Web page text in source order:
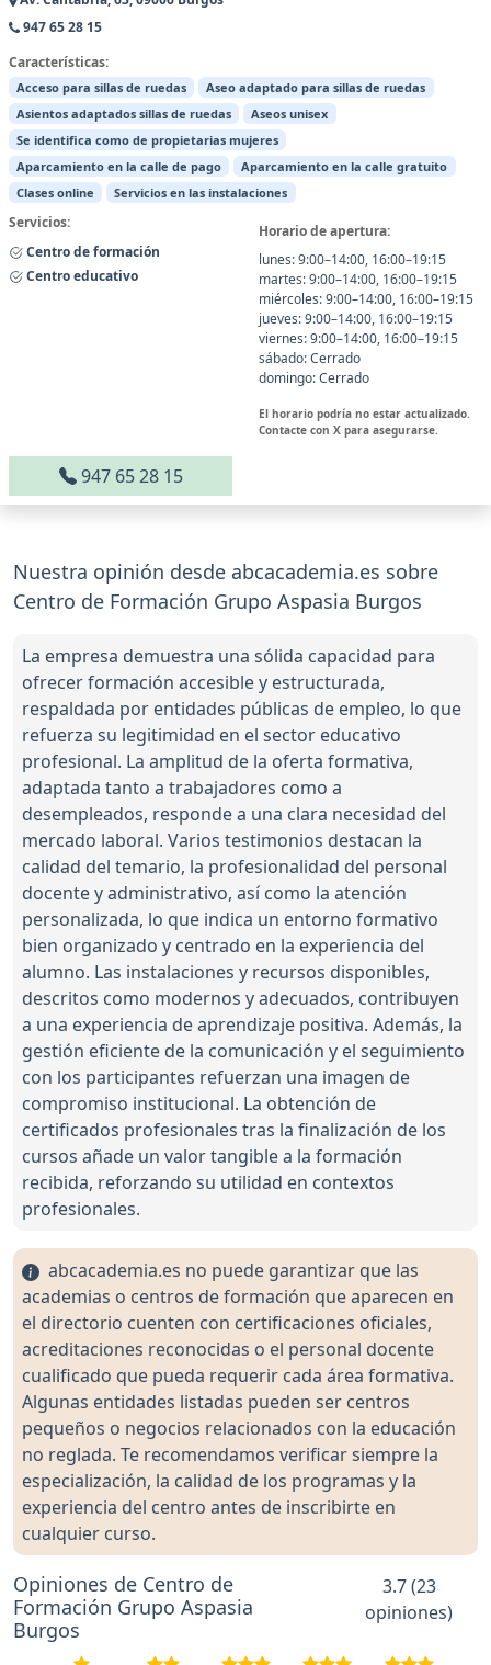
947 65 28 15
Características:
Acceso para sillas de ruedas
Aseo adaptado para sillas de ruedas
Asientos adaptados sillas de ruedas
Aseos unisex
Se identifica como de propietarias mujeres
Aparcamiento en la calle de pago
Aparcamiento en la calle gratuito
Clases online
Servicios en las instalaciones
Servicios:
Centro de formación
Centro educativo
Horario de apertura:
lunes: 9:00–14:00, 16:00–19:15
martes: 9:00–14:00, 16:00–19:15
miércoles: 9:00–14:00, 16:00–19:15
jueves: 9:00–14:00, 16:00–19:15
viernes: 9:00–14:00, 16:00–19:15
sábado: Cerrado
domingo: Cerrado
El horario podría no estar actualizado.
Contacte con X para asegurarse.
947 65 28 15
Nuestra opinión desde abcacademia.es sobre
Centro de Formación Grupo Aspasia Burgos
La empresa demuestra una sólida capacidad para
ofrecer formación accesible y estructurada,
respaldada por entidades públicas de empleo, lo que
refuerza su legitimidad en el sector educativo
profesional. La amplitud de la oferta formativa,
adaptada tanto a trabajadores como a
desempleados, responde a una clara necesidad del
mercado laboral. Varios testimonios destacan la
calidad del temario, la profesionalidad del personal
docente y administrativo, así como la atención
personalizada, lo que indica un entorno formativo
bien organizado y centrado en la experiencia del
alumno. Las instalaciones y recursos disponibles,
descritos como modernos y adecuados, contribuyen
a una experiencia de aprendizaje positiva. Además, la
gestión eficiente de la comunicación y el seguimiento
con los participantes refuerzan una imagen de
compromiso institucional. La obtención de
certificados profesionales tras la finalización de los
cursos añade un valor tangible a la formación
recibida, reforzando su utilidad en contextos
profesionales.
abcacademia.es no puede garantizar que las
academias o centros de formación que aparecen en
el directorio cuenten con certificaciones oficiales,
acreditaciones reconocidas o el personal docente
cualificado que pueda requerir cada área formativa.
Algunas entidades listadas pueden ser centros
pequeños o negocios relacionados con la educación
no reglada. Te recomendamos verificar siempre la
especialización, la calidad de los programas y la
experiencia del centro antes de inscribirte en
cualquier curso.
Opiniones de Centro de
Formación Grupo Aspasia
Burgos
3.7 (23
opiniones)